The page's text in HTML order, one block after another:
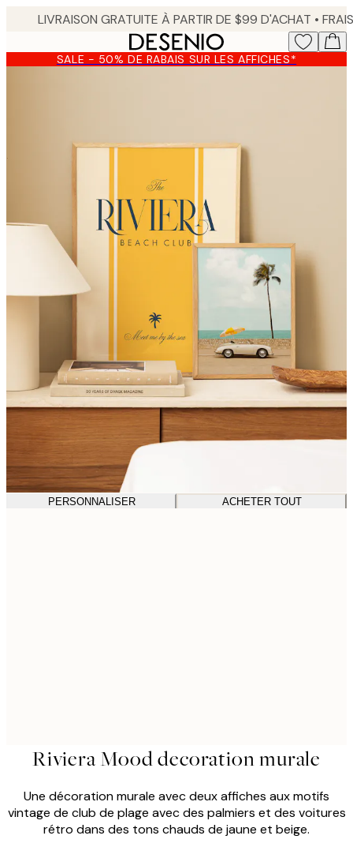
content.SALE - 50% DE RABAIS SUR LES AFFICHES*
PERSONNALISER ACHETER TOUT
Riviera Mood decoration murale
Une décoration murale avec deux affiches aux motifs
vintage de club de plage avec des palmiers et des voitures
rétro dans des tons chauds de jaune et beige.